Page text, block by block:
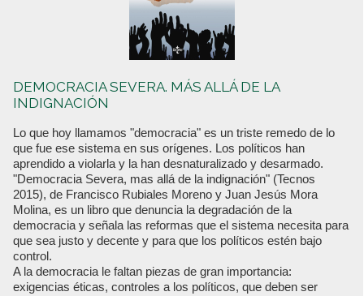
DEMOCRACIA SEVERA. MÁS ALLÁ DE LA
INDIGNACIÓN
Lo que hoy llamamos "democracia" es un triste remedo de lo
que fue ese sistema en sus orígenes. Los políticos han
aprendido a violarla y la han desnaturalizado y desarmado.
"Democracia Severa, mas allá de la indignación" (Tecnos
2015), de Francisco Rubiales Moreno y Juan Jesús Mora
Molina, es un libro que denuncia la degradación de la
democracia y señala las reformas que el sistema necesita para
que sea justo y decente y para que los políticos estén bajo
control.
A la democracia le faltan piezas de gran importancia:
exigencias éticas, controles a los políticos, que deben ser